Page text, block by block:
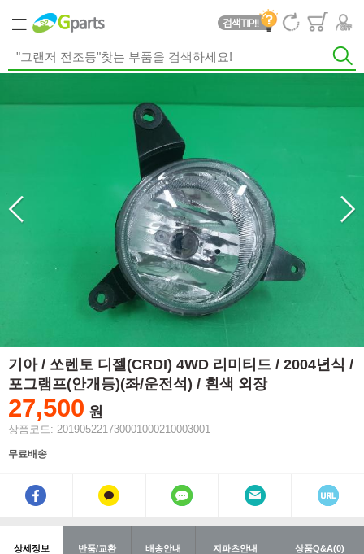
기아 / 쏘렌토 디젤(CRDI) 4WD 리미티드 / 2004년식 /
포그램프(안개등)(좌/운전석) / 흰색 외장
27,500 원
상품코드: 201905221730001000210003001
무료배송
상세정보 반품/교환 배송안내 지파츠안내 상품Q&A(0)